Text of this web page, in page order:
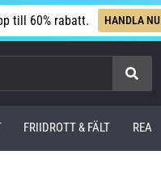
till 60% rabatt. HANDLA NU
FRIIDROTT & FÄLT REA